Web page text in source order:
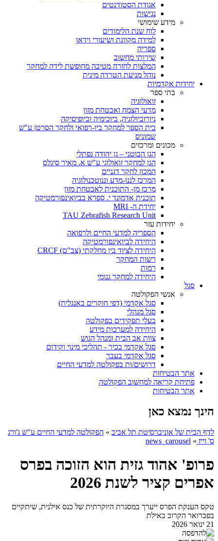
אגודת הסטודנטים
נגישות
מידע שימושי
לוח שנת הלימודים
למידה מקוונת ושיעורי וידאו
ספריה
שירותי מחשוב
המלצות לחזרה מטיבה מחופשת לידה למחקר
נוהל מניעת הטרדה מינית
יחידות אקדמיות
בתי ספר
זואולוגיה
מדעי הצמח ואבטחת מזון
ניורוביולוגיה, ביוכימיה וביופיסיקה
בית הספר למחקר ביו-רפואי ולחקר הסרטן ע"ש
שמוניס
מכונים ומרכזים
הגן הבוטני – גן יהודה נפתלי
הגן למחקר זואולוגי ע"ש א. מאיר סיגלס
המכון לחקר דגניים
המרכז לננו-מדע וננוטכנולוגיה
מרכז מן- התוכנית לאבטחת מזון
תוכנית אדמונד י. ספרא בביואינפורמטיקה
יחידת ה- MRI
TAU Zebrafish Research Unit
יחידות עזר
הספריה למדעי החיים ולרפואה
היחידה לביואינפורמטיקה
היחידה לציוד בין מחלקתי (צב"ם) CRCF
רשות המחקר
רמות
היחידה למחקר גנומי
סגל
אנשי הפקולטה
סגל אקדמי (דפי חוקרים באנגלית)
סגל מנהלי
בעלי תפקידים בפקולטה
היחידה למערכות מידע
צוות אב הבית ומנהל הגוש
סגל אקדמי בכיר - תהליכי מינוי וקידום
סגל אקדמי בעבר
דרושים/ות בפקולטה למדעי החיים
אתר הבטיחות
פתיחת קריאה למחשוב הפקולטה
אתר הבטיחות
הינך נמצא כאן
לדף הבית של אוניברסיטת תל אביב » הפקולטה למדעי החיים ע"ש ג'ורג
ס' וייז »
news_carousel
פרופ' אהוד גזית הוא הזוכה בפרס
אפרים קציר לשנת 2026
טקס הענקת הפרס ייערך במסגרת היוקרתית של כנס אילנית, שיתקיים
בפברואר הקרוב באילת
21 ינואר 2026